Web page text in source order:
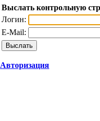
Выслать контрольную
Логин:
E-Mail:
Авторизация